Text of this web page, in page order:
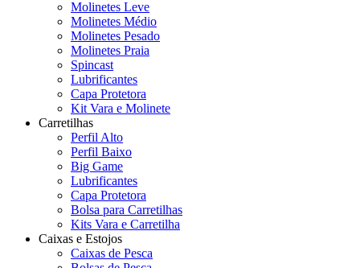
Molinetes Leve
Molinetes Médio
Molinetes Pesado
Molinetes Praia
Spincast
Lubrificantes
Capa Protetora
Kit Vara e Molinete
Carretilhas
Perfil Alto
Perfil Baixo
Big Game
Lubrificantes
Capa Protetora
Bolsa para Carretilhas
Kits Vara e Carretilha
Caixas e Estojos
Caixas de Pesca